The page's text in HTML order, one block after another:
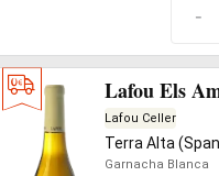
-
Lafou Els
Lafou Celler
Terra Alta
Garnacha Blanca